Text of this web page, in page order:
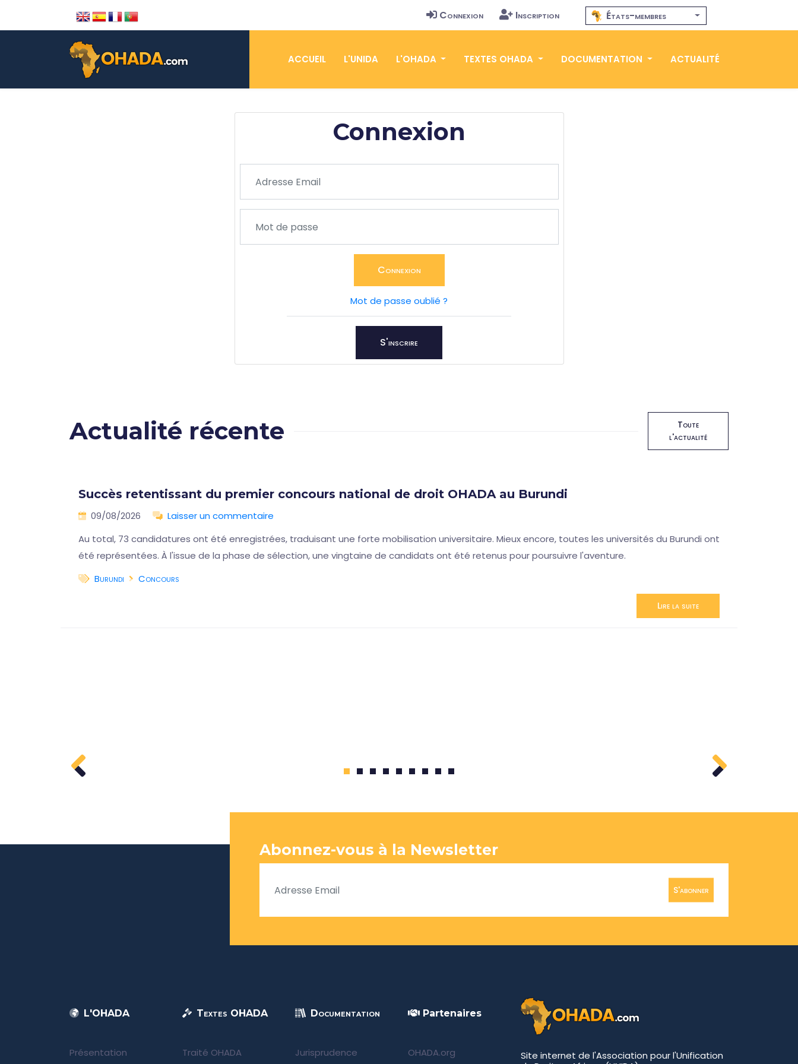
Connexion Inscription États-membres
ACCUEIL L'UNIDA L'OHADA TEXTES OHADA DOCUMENTATION ACTUALITÉ
Connexion
Connexion
Mot de passe oublié ?
S'inscrire
Actualité récente
Toute
l'actualité
Succès retentissant du premier concours national de droit OHADA au Burundi
09/08/2026
Laisser un commentaire
Au total, 73 candidatures ont été enregistrées, traduisant une forte mobilisation universitaire. Mieux encore, toutes les universités du Burundi ont
été représentées. À l'issue de la phase de sélection, une vingtaine de candidats ont été retenus pour poursuivre l'aventure.
Burundi
Concours
Lire la suite
1 2 3 4 5 6 7 8 9
Abonnez-vous à la Newsletter
S'abonner
L'OHADA
Présentation
Textes OHADA
Traité OHADA
Documentation
Jurisprudence
Partenaires
OHADA.org
Site internet de l'Association pour l'Unification